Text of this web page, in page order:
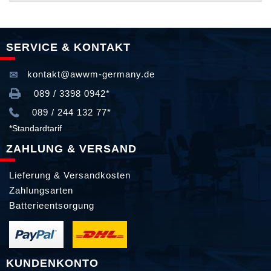
SERVICE & KONTAKT
kontakt@awwm-germany.de
089 / 3398 0942*
089 / 244 132 77*
*Standardtarif
ZAHLUNG & VERSAND
Lieferung & Versandkosten
Zahlungsarten
Batterieentsorgung
KUNDENKONTO